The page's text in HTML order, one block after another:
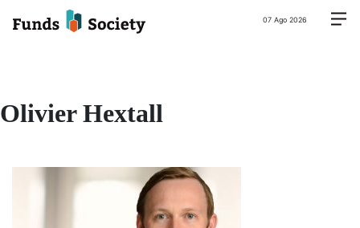
07 Ago 2026
Olivier Hextall